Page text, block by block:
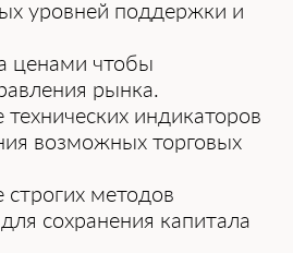
уровней поддержки и
ценами чтобы
рынка.
индикаторов
воз͏можных торгов͏ых
методов
сохранения капитала